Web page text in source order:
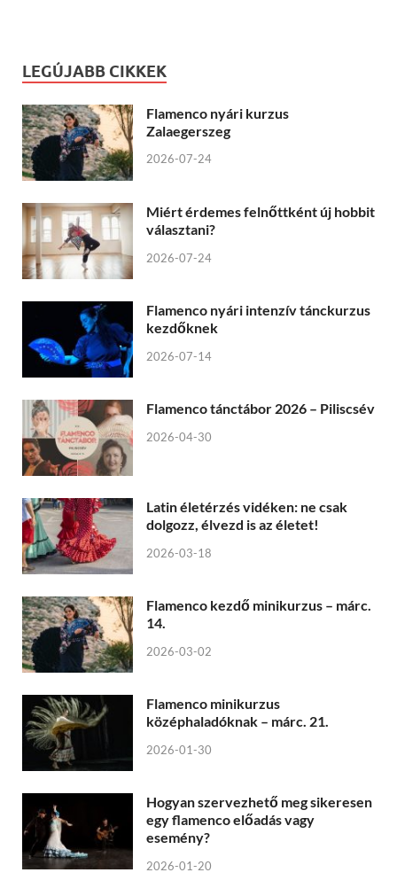
LEGÚJABB CIKKEK
Flamenco nyári kurzus
Zalaegerszeg
2026-07-24
Miért érdemes felnőttként új hobbit
választani?
2026-07-24
Flamenco nyári intenzív tánckurzus
kezdőknek
2026-07-14
Flamenco tánctábor 2026 – Piliscsév
2026-04-30
Latin életérzés vidéken: ne csak
dolgozz, élvezd is az életet!
2026-03-18
Flamenco kezdő minikurzus – márc.
14.
2026-03-02
Flamenco minikurzus
középhaladóknak – márc. 21.
2026-01-30
Hogyan szervezhető meg sikeresen
egy flamenco előadás vagy
esemény?
2026-01-20